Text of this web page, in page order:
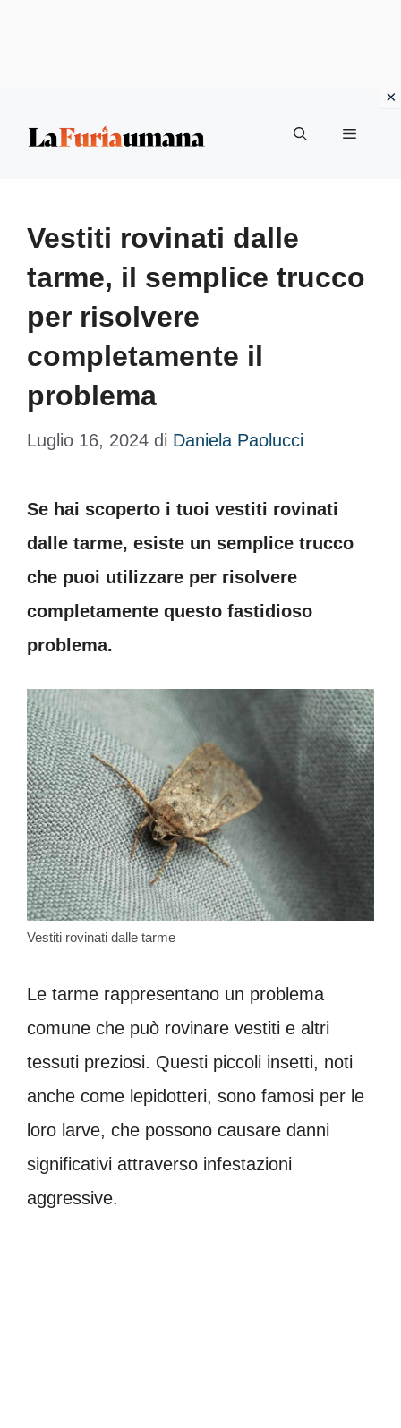
Menu
Vestiti rovinati dalle
tarme, il semplice trucco
per risolvere
completamente il
problema
Luglio 16, 2024 di Daniela Paolucci
Se hai scoperto i tuoi vestiti rovinati
dalle tarme, esiste un semplice trucco
che puoi utilizzare per risolvere
completamente questo fastidioso
problema.
Vestiti rovinati dalle tarme
Le tarme rappresentano un problema
comune che può rovinare vestiti e altri
tessuti preziosi. Questi piccoli insetti, noti
anche come lepidotteri, sono famosi per le
loro larve, che possono causare danni
significativi attraverso infestazioni
aggressive.